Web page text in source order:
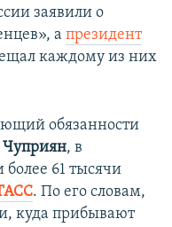
заявили о
а президент
каждому из них
обязанности
Чуприян, в
61 тысячи
. По его словам,
куда прибывают